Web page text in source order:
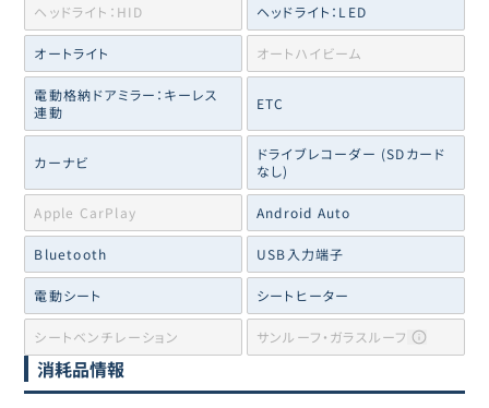
ヘッドライト：HID ヘッドライト：LED
オートライト オートハイビーム
電動格納ドアミラー：キーレス
連動
ETC
カーナビ
ドライブレコーダー (SDカード
なし)
Apple CarPlay Android Auto
Bluetooth USB入力端子
電動シート シートヒーター
シートベンチレーション サンルーフ・ガラスルーフ
消耗品情報